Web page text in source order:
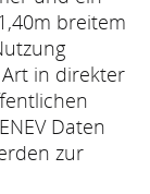
breitem
in direkter
Daten
zur